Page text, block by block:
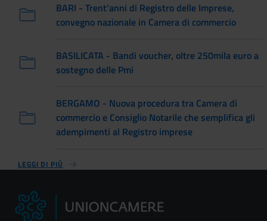
BARI - Trent’anni di Registro delle Imprese,
convegno nazionale in Camera di commercio
BASILICATA - Bandi voucher, oltre 250mila euro a
sostegno delle Pmi
BERGAMO - Nuova procedura tra Camera di
commercio e Consiglio Notarile che semplifica gli
adempimenti al Registro imprese
LEGGI DI PIÙ